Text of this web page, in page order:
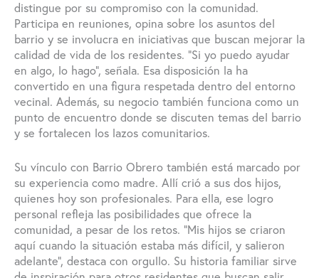
distingue por su compromiso con la comunidad.
Participa en reuniones, opina sobre los asuntos del
barrio y se involucra en iniciativas que buscan mejorar la
calidad de vida de los residentes. “Si yo puedo ayudar
en algo, lo hago”, señala. Esa disposición la ha
convertido en una figura respetada dentro del entorno
vecinal. Además, su negocio también funciona como un
punto de encuentro donde se discuten temas del barrio
y se fortalecen los lazos comunitarios.
Su vínculo con Barrio Obrero también está marcado por
su experiencia como madre. Allí crió a sus dos hijos,
quienes hoy son profesionales. Para ella, ese logro
personal refleja las posibilidades que ofrece la
comunidad, a pesar de los retos. “Mis hijos se criaron
aquí cuando la situación estaba más difícil, y salieron
adelante”, destaca con orgullo. Su historia familiar sirve